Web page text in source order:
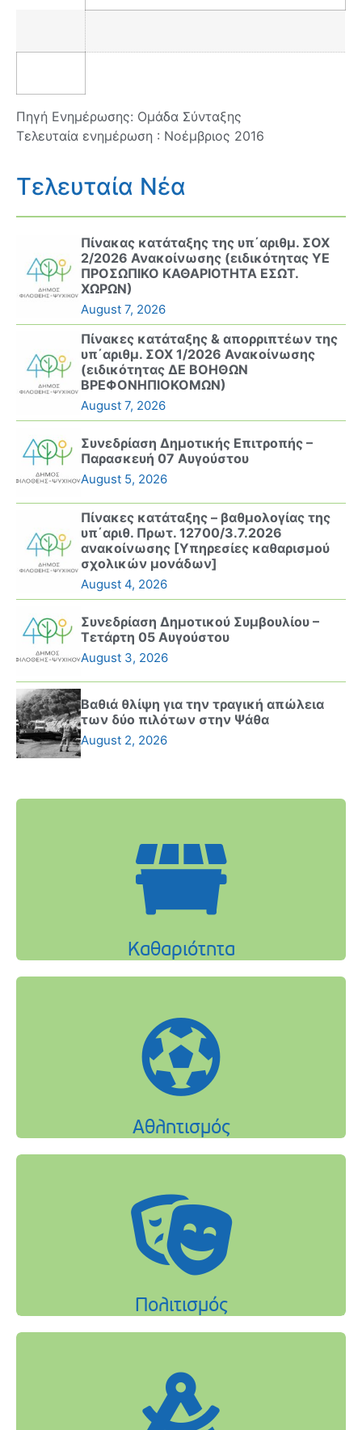
Πηγή Ενημέρωσης: Ομάδα Σύνταξης
Τελευταία ενημέρωση : Νοέμβριος 2016
Τελευταία Νέα
Πίνακας κατάταξης της υπ΄αριθμ. ΣΟΧ
2/2026 Ανακοίνωσης (ειδικότητας ΥΕ
ΠΡΟΣΩΠΙΚΟ ΚΑΘΑΡΙΟΤΗΤΑ ΕΣΩΤ.
ΧΩΡΩΝ)
August 7, 2026
Πίνακες κατάταξης & απορριπτέων της
υπ΄αριθμ. ΣΟΧ 1/2026 Ανακοίνωσης
(ειδικότητας ΔΕ ΒΟΗΘΩΝ
ΒΡΕΦΟΝΗΠΙΟΚΟΜΩΝ)
August 7, 2026
Συνεδρίαση Δημοτικής Επιτροπής –
Παρασκευή 07 Αυγούστου
August 5, 2026
Πίνακες κατάταξης – βαθμολογίας της
υπ΄αριθ. Πρωτ. 12700/3.7.2026
ανακοίνωσης [Υπηρεσίες καθαρισμού
σχολικών μονάδων]
August 4, 2026
Συνεδρίαση Δημοτικού Συμβουλίου –
Τετάρτη 05 Αυγούστου
August 3, 2026
Βαθιά θλίψη για την τραγική απώλεια
των δύο πιλότων στην Ψάθα
August 2, 2026